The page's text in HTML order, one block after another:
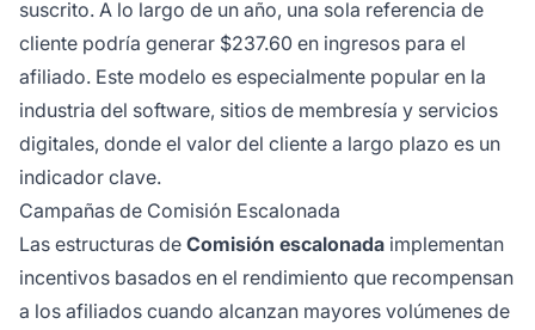
suscrito. A lo largo de un año, una sola referencia de
cliente podría generar $237.60 en ingresos para el
afiliado. Este modelo es especialmente popular en la
industria del software, sitios de membresía y servicios
digitales, donde el valor del cliente a largo plazo es un
indicador clave.
Campañas de Comisión Escalonada
Las estructuras de Comisión escalonada implementan
incentivos basados en el rendimiento que recompensan
a los afiliados cuando alcanzan mayores volúmenes de